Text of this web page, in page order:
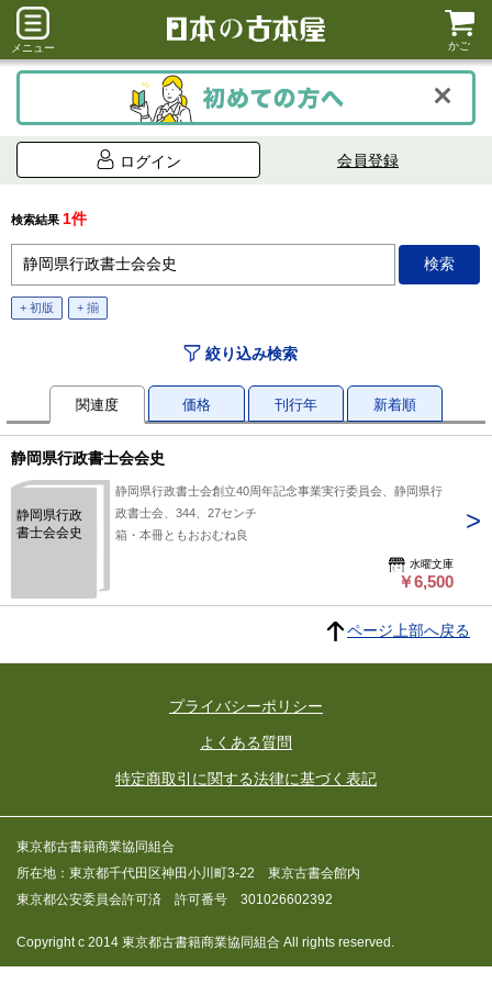
メニュー かご
ログイン 会員登録
検索結果 1件
+ 初版 + 揃
絞り込み検索
関連度 価格 刊行年 新着順
静岡県行政書士会会史
静岡県行政
書士会会史
静岡県行政書士会創立40周年記念事業実行委員会、静岡県行
政書士会、344、27センチ
箱・本冊ともおおむね良
水曜文庫
￥6,500
ページ上部へ戻る
プライバシーポリシー
よくある質問
特定商取引に関する法律に基づく表記
東京都古書籍商業協同組合
所在地：東京都千代田区神田小川町3-22 東京古書会館内
東京都公安委員会許可済 許可番号 301026602392
Copyright c 2014 東京都古書籍商業協同組合 All rights reserved.